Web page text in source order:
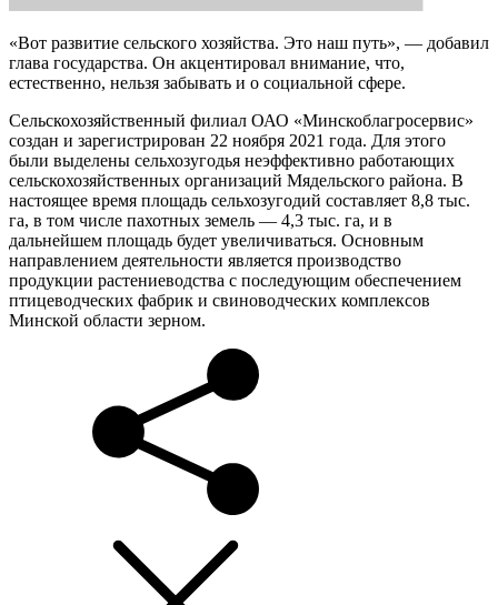
«Вот развитие сельского хозяйства. Это наш путь», — добавил
глава государства. Он акцентировал внимание, что,
естественно, нельзя забывать и о социальной сфере.
Сельскохозяйственный филиал ОАО «Минскоблагросервис»
создан и зарегистрирован 22 ноября 2021 года. Для этого
были выделены сельхозугодья неэффективно работающих
сельскохозяйственных организаций Мядельского района. В
настоящее время площадь сельхозугодий составляет 8,8 тыс.
га, в том числе пахотных земель — 4,3 тыс. га, и в
дальнейшем площадь будет увеличиваться. Основным
направлением деятельности является производство
продукции растениеводства с последующим обеспечением
птицеводческих фабрик и свиноводческих комплексов
Минской области зерном.